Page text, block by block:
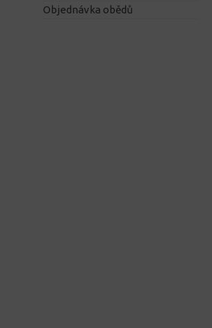
Objednávka obědů